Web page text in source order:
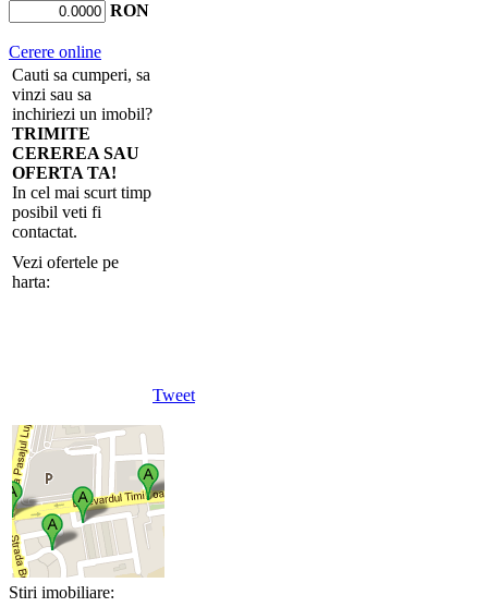
Tweet
RON
Cerere online
Cauti sa cumperi, sa
vinzi sau sa
inchiriezi un imobil?
TRIMITE
CEREREA SAU
OFERTA TA!
In cel mai scurt timp
posibil veti fi
contactat.
Vezi ofertele pe
harta:
Stiri imobiliare: